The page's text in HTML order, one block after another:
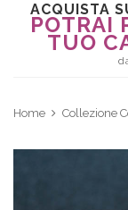
ACQUISTA
POTRAI
TUO
Home Collezione